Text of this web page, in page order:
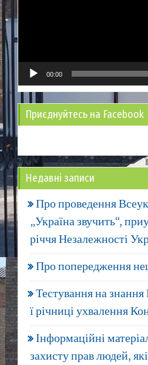
00:00
Приєднуйтесь на Facebook
Недавні записи
Про проведення
„Україна звучить“,
річчя Незалежності
Про попередження
Тестування на знання
ї річниці ухвалення
Інформаційні
захисту прав людей,